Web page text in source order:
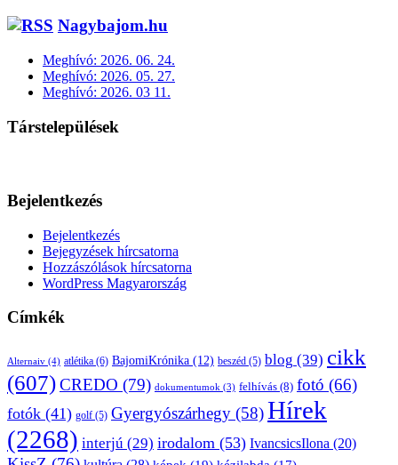
Nagybajom.hu
Meghívó: 2026. 06. 24.
Meghívó: 2026. 05. 27.
Meghívó: 2026. 03 11.
Társtelepülések
Bejelentkezés
Bejelentkezés
Bejegyzések hírcsatorna
Hozzászólások hírcsatorna
WordPress Magyarország
Címkék
Alternaiv (4) atlétika (6) BajomiKrónika (12) beszéd (5) blog (39) cikk
(607)CREDO (79) dokumentumok (3) felhívás (8) fotó (66)
fotók (41) golf (5) Gyergyószárhegy (58)Hírek
(2268) interjú (29) irodalom (53) IvancsicsIlona (20)